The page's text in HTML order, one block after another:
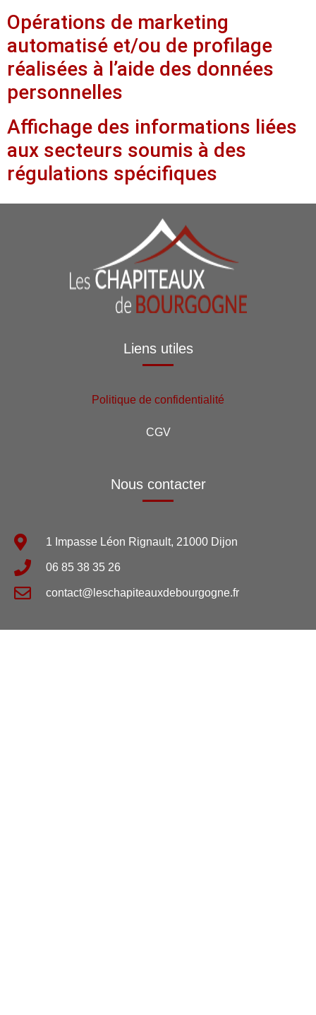
Opérations de marketing
automatisé et/ou de profilage
réalisées à l’aide des données
personnelles
Affichage des informations liées
aux secteurs soumis à des
régulations spécifiques
Liens utiles
Politique de confidentialité
CGV
Nous contacter
1 Impasse Léon Rignault, 21000 Dijon
06 85 38 35 26
contact@leschapiteauxdebourgogne.fr